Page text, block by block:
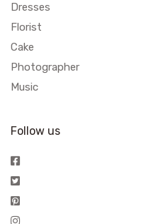
Dresses
Florist
Cake
Photographer
Music
Follow us